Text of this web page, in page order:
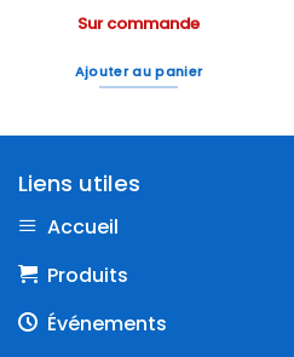
Sur commande
Ajouter au panier
Liens utiles
Accueil
Produits
Événements